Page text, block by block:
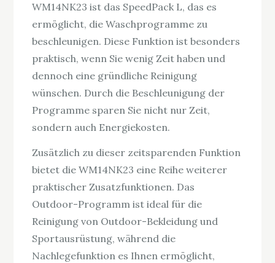
WM14NK23 ist das SpeedPack L, das es
ermöglicht, die Waschprogramme zu
beschleunigen. Diese Funktion ist besonders
praktisch, wenn Sie wenig Zeit haben und
dennoch eine gründliche Reinigung
wünschen. Durch die Beschleunigung der
Programme sparen Sie nicht nur Zeit,
sondern auch Energiekosten.
Zusätzlich zu dieser zeitsparenden Funktion
bietet die WM14NK23 eine Reihe weiterer
praktischer Zusatzfunktionen. Das
Outdoor-Programm ist ideal für die
Reinigung von Outdoor-Bekleidung und
Sportausrüstung, während die
Nachlegefunktion es Ihnen ermöglicht,